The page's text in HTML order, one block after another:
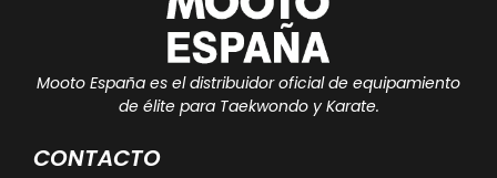
Mooto España es el distribuidor oficial de equipamiento
de élite para Taekwondo y Karate.
CONTACTO